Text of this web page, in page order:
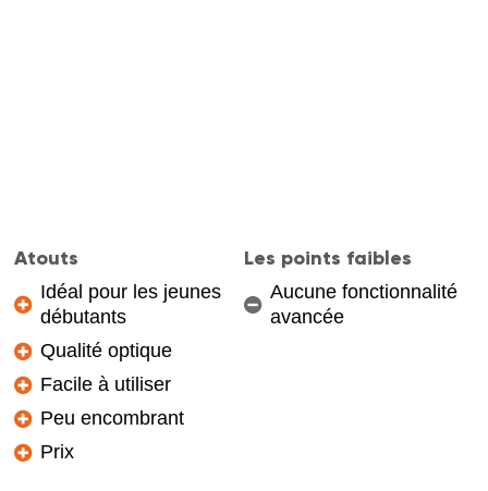
Atouts
Idéal pour les jeunes
débutants
Qualité optique
Facile à utiliser
Peu encombrant
Prix
Les points faibles
Aucune fonctionnalité
avancée